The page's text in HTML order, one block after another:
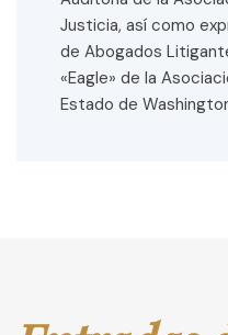
Justicia, así como
de Abogados
«Eagle» de la
Estado de